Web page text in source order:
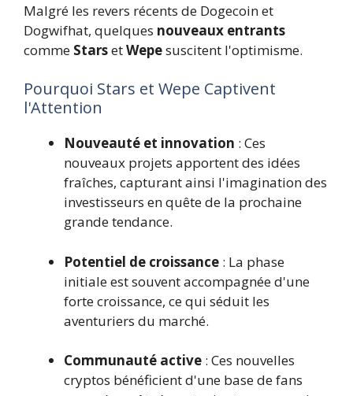
Malgré les revers récents de Dogecoin et
Dogwifhat, quelques nouveaux entrants
comme StarsetWepesuscitent l'optimisme.
Pourquoi Stars et Wepe Captivent
l'Attention
Nouveauté et innovation : Ces
nouveaux projets apportent des idées
fraîches, capturant ainsi l'imagination des
investisseurs en quête de la prochaine
grande tendance.
Potentiel de croissance : La phase
initiale est souvent accompagnée d'une
forte croissance, ce qui séduit les
aventuriers du marché.
Communauté active : Ces nouvelles
cryptos bénéficient d'une base de fans